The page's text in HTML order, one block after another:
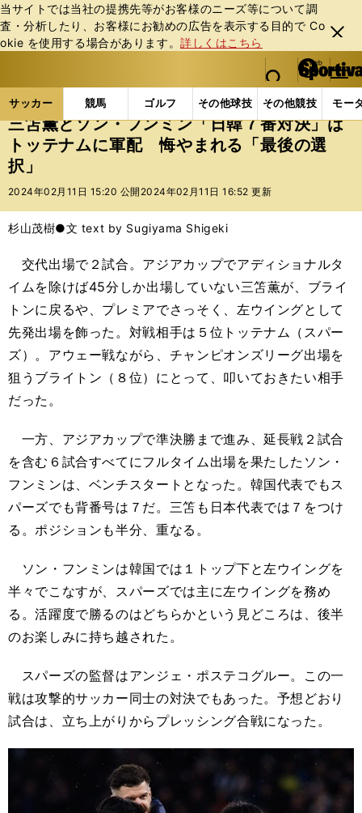
当サイトでは当社の提携先等がお客様のニーズ等について調
査・分析したり、お客様にお勧めの広告を表⽰する⽬的で Co
okie を使⽤する場合があります。詳しくはこちら
閉じ
る
web Sportiva (webスポルティーバ)
検索
マイペ
ー
ジ
メニュ
サッカー 競馬 ゴルフ その他球技 その他競技 モー
ス
ポ
ル
テ
ー
バ
サッカーの記事一覧 海外サッカー 海外サッカー
三笘薫とソン・フンミン「日韓７番対決」は
トッテナムに軍配 悔やまれる「最後の選
択」
2024年02月11日 15:20 公開 2024年02月11日 16:52 更新
杉山茂樹●文 text by Sugiyama Shigeki
交代出場で２試合。アジアカップでアディショナルタ
イムを除けば45分しか出場していない三笘薫が、ブライ
トンに戻るや、プレミアでさっそく、左ウイングとして
先発出場を飾った。対戦相手は５位トッテナム（スパー
ズ）。アウェー戦ながら、チャンピオンズリーグ出場を
狙うブライトン（８位）にとって、叩いておきたい相手
だった。
一方、アジアカップで準決勝まで進み、延長戦２試合
を含む６試合すべてにフルタイム出場を果たしたソン・
フンミンは、ベンチスタートとなった。韓国代表でもス
パーズでも背番号は７だ。三笘も日本代表では７をつけ
る。ポジションも半分、重なる。
ソン・フンミンは韓国では１トップ下と左ウイングを
半々でこなすが、スパーズでは主に左ウイングを務め
る。活躍度で勝るのはどちらかという見どころは、後半
のお楽しみに持ち越された。
スパーズの監督はアンジェ・ポステコグルー。この一
戦は攻撃的サッカー同士の対決でもあった。予想どおり
試合は、立ち上がりからプレッシング合戦になった。